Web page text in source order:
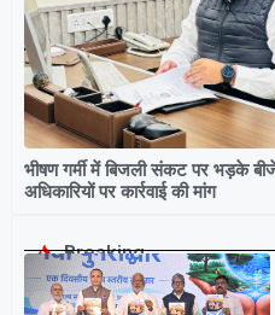
भीषण गर्मी में बिजली संकट पर भड़के
अधिकारियों पर कार्रवाई की मांग
Breaking